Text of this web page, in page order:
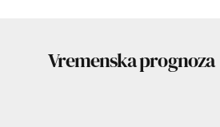
Vremenska prognoza